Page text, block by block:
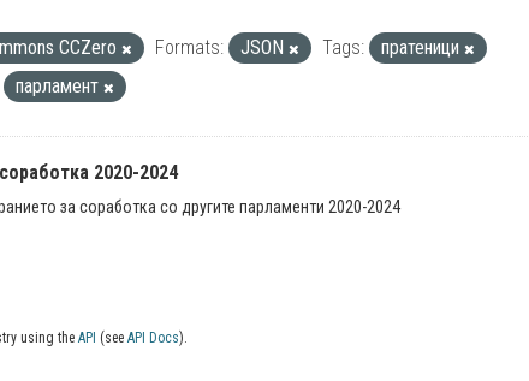
CCZero Formats: JSON Tags:
пратеници
парламент
2020-2024
за соработка со другите парламенти 2020-2024
using the API (see API Docs).